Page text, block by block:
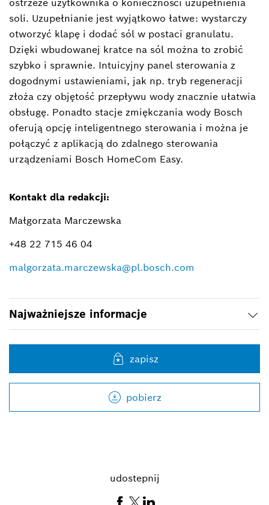
ostrzeże użytkownika o konieczności uzupełnienia
soli. Uzupełnianie jest wyjątkowo łatwe: wystarczy
otworzyć klapę i dodać sól w postaci granulatu.
Dzięki wbudowanej kratce na sól można to zrobić
szybko i sprawnie. Intuicyjny panel sterowania z
dogodnymi ustawieniami, jak np. tryb regeneracji
złoża czy objętość przepływu wody znacznie ułatwia
obsługę. Ponadto stacje zmiękczania wody Bosch
oferują opcję inteligentnego sterowania i można je
połączyć z aplikacją do zdalnego sterowania
urządzeniami Bosch HomeCom Easy.
Kontakt dla redakcji:
Małgorzata Marczewska
+48 22 715 46 04
malgorzata.marczewska@pl.bosch.com
Najważniejsze informacje
zapisz
pobierz
udostepnij